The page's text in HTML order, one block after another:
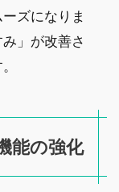
ズになりま
」が改善さ
能の強化